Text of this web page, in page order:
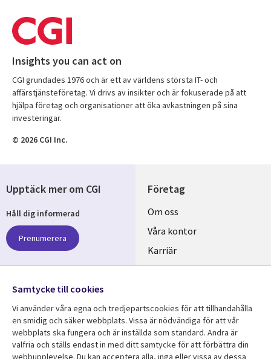
Insights you can act on
CGI grundades 1976 och är ett av världens största IT- och
affärstjänsteföretag. Vi drivs av insikter och är fokuserade på att
hjälpa företag och organisationer att öka avkastningen på sina
investeringar.
© 2026 CGI Inc.
Företag
Useful
links
SWEDEN
Om oss
Våra kontor
Karriär
Hållbarhet
Upptäck mer om CGI
Håll dig informerad
Prenumerera
Följ oss
Social
Media
SWEDEN
Samtycke till cookies
Vi använder våra egna och tredjepartscookies för att tillhandahålla
en smidig och säker webbplats. Vissa är nödvändiga för att vår
webbplats ska fungera och är inställda som standard. Andra är
valfria och ställs endast in med ditt samtycke för att förbättra din
webbupplevelse. Du kan acceptera alla, inga eller vissa av dessa